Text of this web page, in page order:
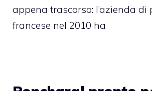
appena trascorso: l’azienda di
francese nel 2010 ha